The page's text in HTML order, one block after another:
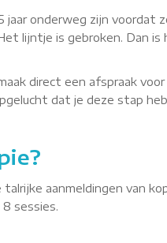
onderweg zijn voordat
lijntje is gebroken. Dan
direct een afspraak
dat je deze stap
aanmeldingen van
sessies.